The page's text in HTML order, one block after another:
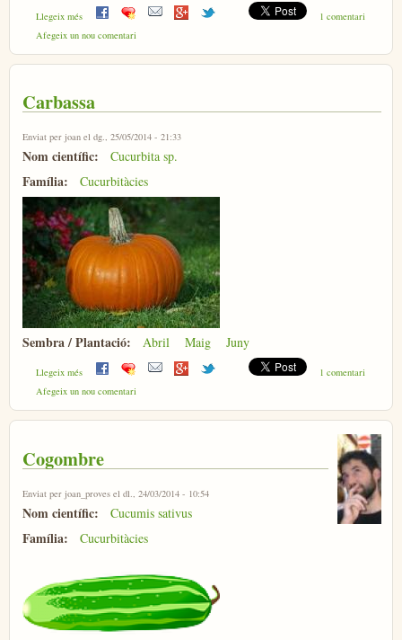
Llegeix més
sobre Carbassó
1 comentari
Afegeix un nou comentari
Carbassa
Enviat per joan el dg., 25/05/2014 - 21:33
Nom científic: Cucurbita sp.
Família: Cucurbitàcies
Sembra / Plantació: Abril Maig Juny
Llegeix més
sobre Carbassa
1 comentari
Afegeix un nou comentari
Cogombre
Enviat per joan_proves el dl., 24/03/2014 - 10:54
Nom científic: Cucumis sativus
Família: Cucurbitàcies